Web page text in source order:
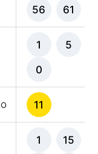
56 61
1 5
0
11
1 15